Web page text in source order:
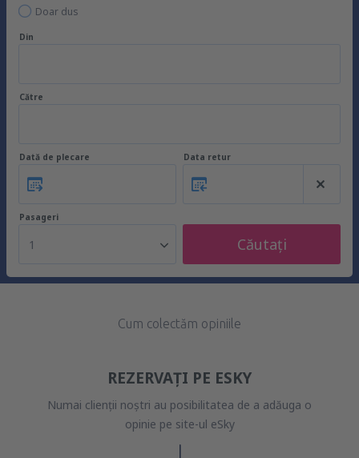
Doar dus
Din
Către
Dată de plecare Data retur
Pasageri
1 Căutați
Cum colectăm opiniile
REZERVAȚI PE ESKY
Numai clienții noștri au posibilitatea de a adăuga o
opinie pe site-ul eSky